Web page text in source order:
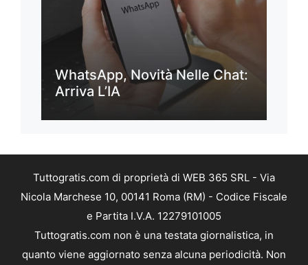
WhatsApp, Novità Nelle Chat:
Arriva L’IA
Tuttogratis.com di proprietà di WEB 365 SRL - Via
Nicola Marchese 10, 00141 Roma (RM) - Codice Fiscale
e Partita I.V.A. 12279101005
Tuttogratis.com non è una testata giornalistica, in
quanto viene aggiornato senza alcuna periodicità. Non